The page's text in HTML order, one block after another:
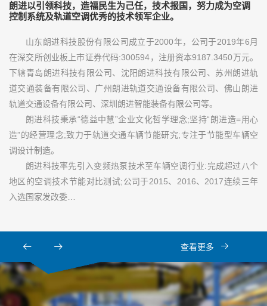
朗进以引领科技，造福民生为己任，技术报国，努力成为空调
控制系统及轨道空调优秀的技术领军企业。
山东朗进科技股份有限公司成立于2000年，公司于2019年6月
在深交所创业板上市证券代码:300594，注册资本9187.3450万元。
下辖青岛朗进科技有限公司、沈阳朗进科技有限公司、苏州朗进轨
道交通装备有限公司、广州朗进轨道交通设备有限公司、佛山朗进
轨道交通设备有限公司、深圳朗进智能装备有限公司等。
朗进科技秉承“德益中慧”企业文化哲学理念;坚持“朗进造=用心
造”的经营理念;致力于轨道交通车辆节能研究;专注于节能型车辆空
调设计制造。
朗进科技率先引入变频热泵技术至车辆空调行业:完成超过八个
地区的空调技术节能对比测试;公司于2015、2016、2017连续三年
入选国家发改委…
查看更多